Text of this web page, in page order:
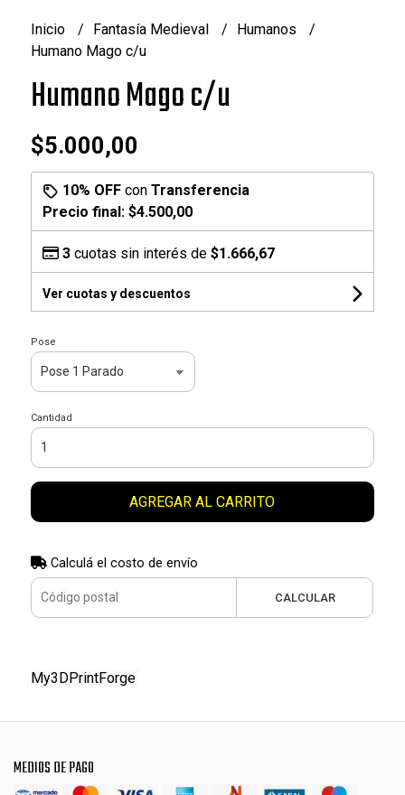
Inicio Fantasía Medieval
Humanos
Humano Mago c/u
Humano Mago c/u
$5.000,00
10% OFFcon Transferencia
Precio final: $4.500,00
3cuotas sin interés de $1.666,67
Ver cuotas y descuentos
Pose
Cantidad
AGREGAR AL CARRITO
Calculá el costo de envío
CALCULAR
My3DPrintForge
MEDIOS DE PAGO